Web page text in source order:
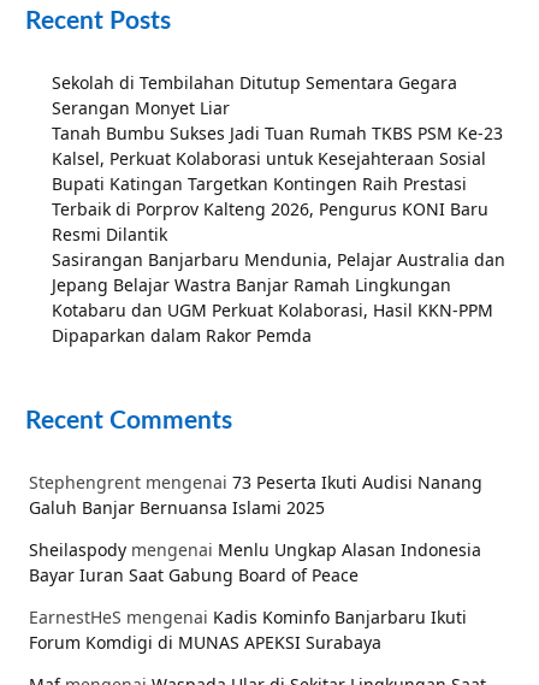
Recent Posts
Sekolah di Tembilahan Ditutup Sementara Gegara
Serangan Monyet Liar
Tanah Bumbu Sukses Jadi Tuan Rumah TKBS PSM Ke-23
Kalsel, Perkuat Kolaborasi untuk Kesejahteraan Sosial
Bupati Katingan Targetkan Kontingen Raih Prestasi
Terbaik di Porprov Kalteng 2026, Pengurus KONI Baru
Resmi Dilantik
Sasirangan Banjarbaru Mendunia, Pelajar Australia dan
Jepang Belajar Wastra Banjar Ramah Lingkungan
Kotabaru dan UGM Perkuat Kolaborasi, Hasil KKN-PPM
Dipaparkan dalam Rakor Pemda
Recent Comments
Stephengrent mengenai 73 Peserta Ikuti Audisi Nanang
Galuh Banjar Bernuansa Islami 2025
Sheilaspody mengenai Menlu Ungkap Alasan Indonesia
Bayar Iuran Saat Gabung Board of Peace
EarnestHeS mengenai Kadis Kominfo Banjarbaru Ikuti
Forum Komdigi di MUNAS APEKSI Surabaya